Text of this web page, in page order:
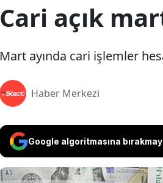
Cari açık
Mart ayında cari işlemler
Haber Merkezi
Google algoritmasına